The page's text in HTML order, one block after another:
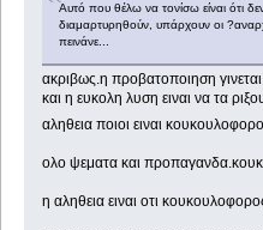
Αυτό που θέλω να τονίσω είναι ότι
διαμαρτυρηθούν, υπάρχουν οι
πεινάνε...
ακριβως.η προβατοποιηση
και η ευκολη λυση ειναι να τα
αληθεια ποιοι ειναι
ολο ψεματα και
η αληθεια ειναι οτι